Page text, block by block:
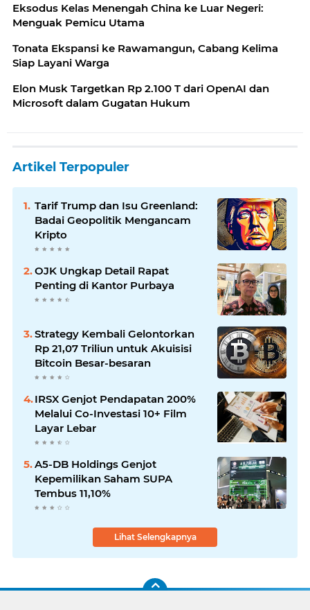
Eksodus Kelas Menengah China ke Luar Negeri:
Menguak Pemicu Utama
Tonata Ekspansi ke Rawamangun, Cabang Kelima
Siap Layani Warga
Elon Musk Targetkan Rp 2.100 T dari OpenAI dan
Microsoft dalam Gugatan Hukum
Artikel Terpopuler
Tarif Trump dan Isu Greenland:
Badai Geopolitik Mengancam
Kripto
OJK Ungkap Detail Rapat
Penting di Kantor Purbaya
Strategy Kembali Gelontorkan
Rp 21,07 Triliun untuk Akuisisi
Bitcoin Besar-besaran
IRSX Genjot Pendapatan 200%
Melalui Co-Investasi 10+ Film
Layar Lebar
A5-DB Holdings Genjot
Kepemilikan Saham SUPA
Tembus 11,10%
Lihat Selengkapnya